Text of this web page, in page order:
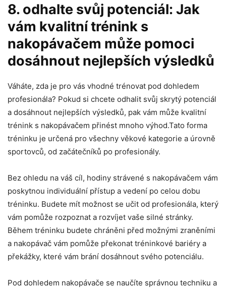
8. odhalte svůj potenciál: Jak
vám kvalitní trénink s
nakopávačem může pomoci
dosáhnout nejlepších výsledků
Váháte, zda je pro vás vhodné trénovat pod dohledem
profesionála? Pokud si chcete odhalit svůj skrytý potenciál
a dosáhnout nejlepších výsledků, pak vám může kvalitní
trénink s nakopávačem přinést mnoho výhod.Tato forma
tréninku je určená pro všechny věkové kategorie a úrovně
sportovců, od začátečníků po profesionály.
Bez ohledu na váš cíl, hodiny strávené s nakopávačem vám
poskytnou individuální přístup a vedení po celou dobu
tréninku. Budete mít možnost se učit od profesionála, který
vám pomůže rozpoznat a rozvíjet vaše silné stránky.
Během tréninku budete chráněni před možnými zraněními
a nakopávač vám pomůže překonat tréninkové bariéry a
překážky, které vám brání dosáhnout svého potenciálu.
Pod dohledem nakopávače se naučíte správnou techniku a